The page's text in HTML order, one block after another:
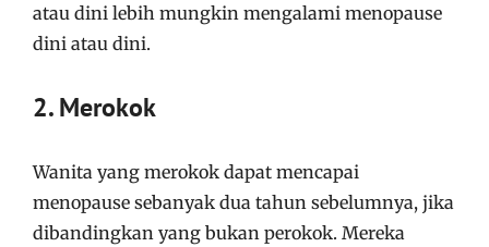
atau dini lebih mungkin mengalami menopause
dini atau dini.
2. Merokok
Wanita yang merokok dapat mencapai
menopause sebanyak dua tahun sebelumnya, jika
dibandingkan yang bukan perokok. Mereka